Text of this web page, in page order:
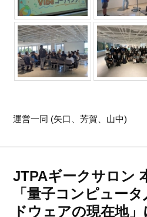
運営一同 (矢口、芳賀、山中)
JTPAギークサロン
「量子コンピュー
ドウェアの現在地